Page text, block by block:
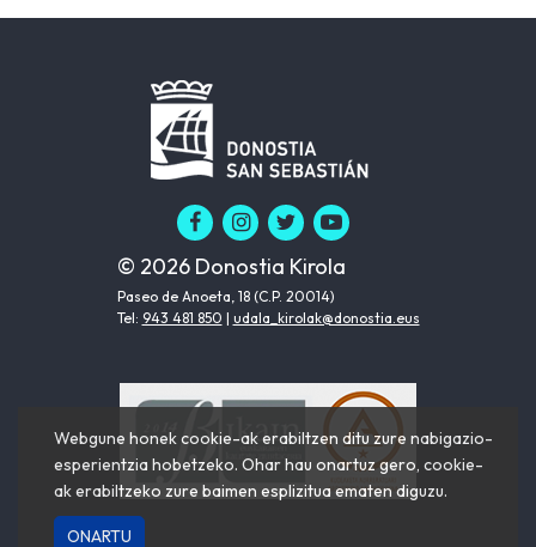
© 2026 Donostia Kirola
Paseo de Anoeta, 18 (C.P. 20014)
Tel: 943 481 850 | udala_kirolak@donostia.eus
Webgune honek cookie-ak erabiltzen ditu zure nabigazio-
esperientzia hobetzeko. Ohar hau onartuz gero, cookie-
ak erabiltzeko zure baimen esplizitua ematen diguzu.
ONARTU